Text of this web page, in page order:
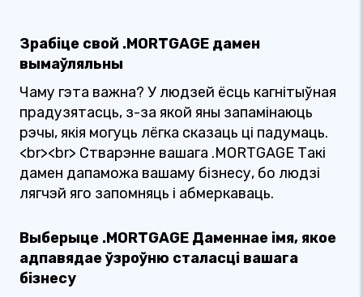
Зрабіце свой .MORTGAGE дамен
вымаўляльны
Чаму гэта важна? У людзей ёсць кагнітыўная
прадузятасць, з-за якой яны запамінаюць
рэчы, якія могуць лёгка сказаць ці падумаць.
<br><br> Стварэнне вашага .MORTGAGE Такі
дамен дапаможа вашаму бізнесу, бо людзі
лягчэй яго запомняць і абмеркаваць.
Выберыце .MORTGAGE Даменнае імя, якое
адпавядае ўзроўню сталасці вашага
бізнесу